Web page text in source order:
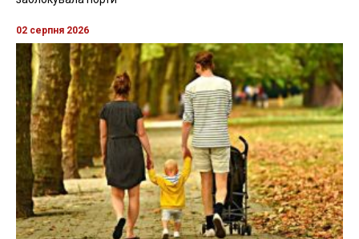
02 серпня 2026